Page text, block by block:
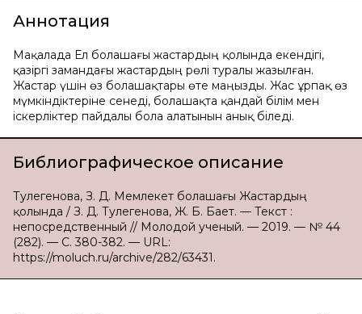
Аннотация
Мақалада Ел болашағы жастардың қолында екендігі,
қазіргі замандағы жастардың рөлі туралы жазылған.
Жастар үшін өз болашақтары өте маңызды. Жас ұрпақ өз
мүмкіндіктеріне сенеді, болашақта қандай білім мен
іскерліктер пайдалы бола алатынын анық біледі.
Библиографическое описание
Тулегенова, З. Д. Мемлекет болашағы Жастардың
қолында / З. Д. Тулегенова, Ж. Б. Бает. — Текст :
непосредственный // Молодой ученый. — 2019. — № 44
(282). — С. 380-382. — URL:
https://moluch.ru/archive/282/63431.